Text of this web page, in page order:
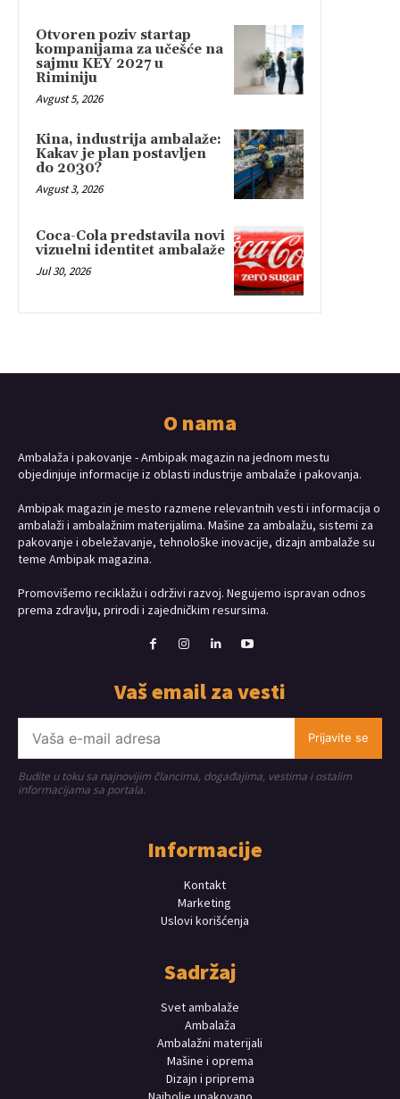
Otvoren poziv startap
kompanijama za učešće na
sajmu KEY 2027 u
Riminiju
Avgust 5, 2026
Kina, industrija ambalaže:
Kakav je plan postavljen
do 2030?
Avgust 3, 2026
Coca-Cola predstavila novi
vizuelni identitet ambalaže
Jul 30, 2026
O nama
Ambalaža i pakovanje - Ambipak magazin na jednom mestu
objedinjuje informacije iz oblasti industrije ambalaže i pakovanja.
Ambipak magazin je mesto razmene relevantnih vesti i informacija o
ambalaži i ambalažnim materijalima. Mašine za ambalažu, sistemi za
pakovanje i obeležavanje, tehnološke inovacije, dizajn ambalaže su
teme Ambipak magazina.
Promovišemo reciklažu i održivi razvoj. Negujemo ispravan odnos
prema zdravlju, prirodi i zajedničkim resursima.
Vaš email za vesti
Prijavite se
Budite u toku sa najnovijim člancima, događajima, vestima i ostalim
informacijama sa portala.
Informacije
Kontakt
Marketing
Uslovi korišćenja
Sadržaj
Svet ambalaže
Ambalaža
Ambalažni materijali
Mašine i oprema
Dizajn i priprema